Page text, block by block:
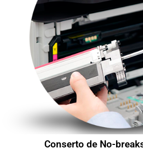
Conserto de No-